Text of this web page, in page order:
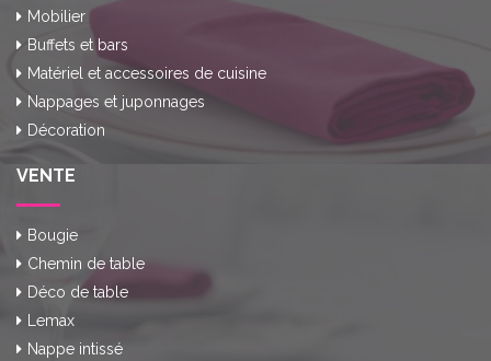
Mobilier
Buffets et bars
Matériel et accessoires de cuisine
Nappages et juponnages
Décoration
VENTE
Bougie
Chemin de table
Déco de table
Lemax
Nappe intissé